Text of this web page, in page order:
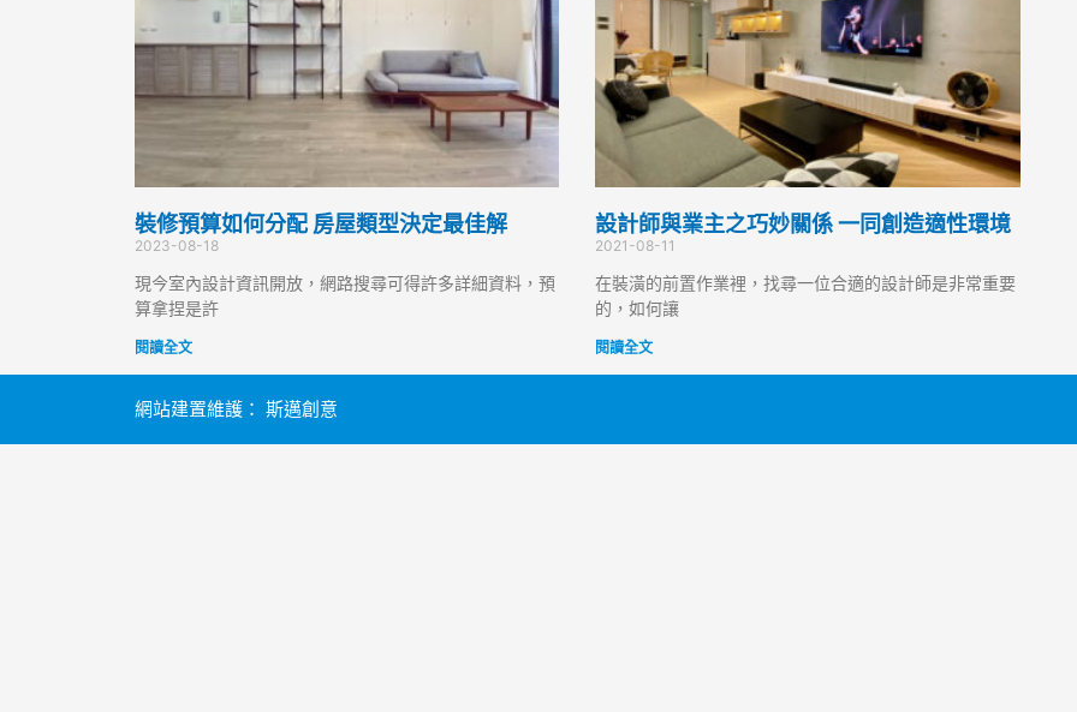
裝修預算如何分配 房屋類型決定最佳解
2023-08-18
現今室內設計資訊開放，網路搜尋可得許多詳細資料，預
算拿捏是許
閱讀全文
設計師與業主之巧妙關係 一同創造適性環境
2021-08-11
在裝潢的前置作業裡，找尋一位合適的設計師是非常重要
的，如何讓
閱讀全文
網站建置維護： 斯邁創意